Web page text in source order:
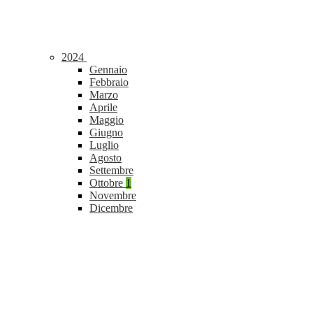
2024
Gennaio
Febbraio
Marzo
Aprile
Maggio
Giugno
Luglio
Agosto
Settembre
Ottobre 1
Novembre
Dicembre